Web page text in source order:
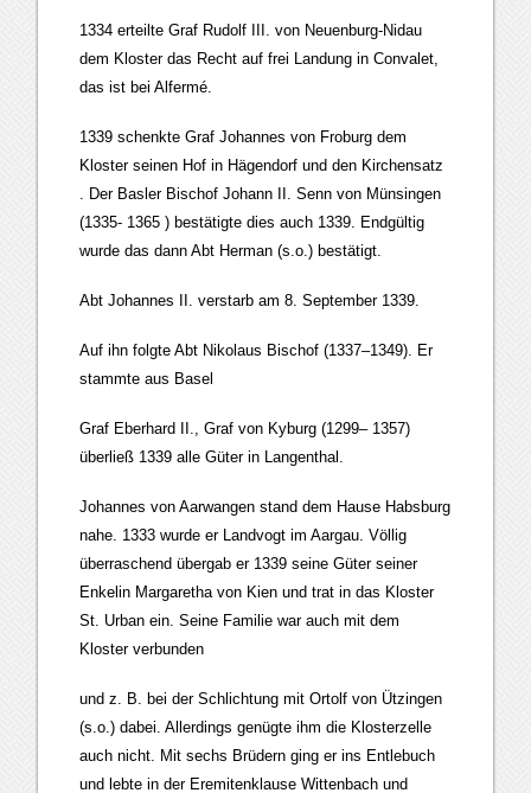
1334 erteilte Graf Rudolf III. von Neuenburg-Nidau
dem Kloster das Recht auf frei Landung in Convalet,
das ist bei Alfermé.
1339 schenkte Graf Johannes von Froburg dem
Kloster seinen Hof in Hägendorf und den Kirchensatz
. Der Basler Bischof Johann II. Senn von Münsingen
(1335- 1365 ) bestätigte dies auch 1339. Endgültig
wurde das dann Abt Herman (s.o.) bestätigt.
Abt Johannes II. verstarb am 8. September 1339.
Auf ihn folgte Abt Nikolaus Bischof (1337–1349). Er
stammte aus Basel
Graf Eberhard II., Graf von Kyburg (1299– 1357)
überließ 1339 alle Güter in Langenthal.
Johannes von Aarwangen stand dem Hause Habsburg
nahe. 1333 wurde er Landvogt im Aargau. Völlig
überraschend übergab er 1339 seine Güter seiner
Enkelin Margaretha von Kien und trat in das Kloster
St. Urban ein. Seine Familie war auch mit dem
Kloster verbunden
und z. B. bei der Schlichtung mit Ortolf von Ützingen
(s.o.) dabei. Allerdings genügte ihm die Klosterzelle
auch nicht. Mit sechs Brüdern ging er ins Entlebuch
und lebte in der Eremitenklause Wittenbach und